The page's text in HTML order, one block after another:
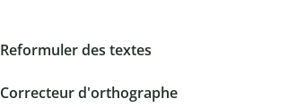
Reformuler des textes
Correcteur d'orthographe